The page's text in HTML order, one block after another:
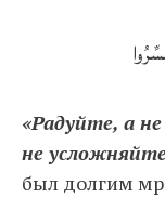
«Радуйте, а
не
был долгим